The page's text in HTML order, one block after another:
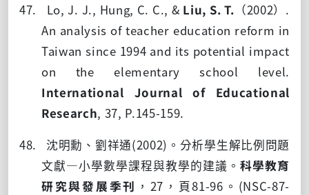
47. Lo, J. J., Hung, C. C., & Liu, S. T. （2002） .
An analysis of teacher education reform in
Taiwan since 1994 and its potential impact
on the elementary school level.
International Journal of Educational
Research, 37, P.145-159.
48. 沈明勳、劉祥通(2002) 。分析學生解比例問題
文獻—小學數學課程與教學的建議。科學教育
研究與發展季刊 ， 27 ，頁81-96 。 (NSC-87-